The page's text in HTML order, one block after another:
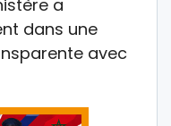
a
dans une
avec